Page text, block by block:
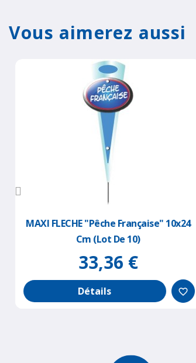
Vous aimerez aussi
MAXI FLECHE "pêche Française" 10x24
Cm (lot De 10)
33,36 €
Détails favorite_border